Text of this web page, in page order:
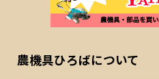
農機具ひろばについて